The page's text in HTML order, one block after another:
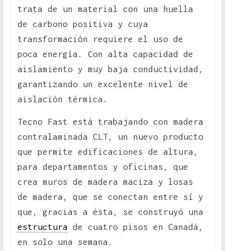
trata de un material con una huella
de carbono positiva y cuya
transformación requiere el uso de
poca energía. Con alta capacidad de
aislamiento y muy baja conductividad,
garantizando un excelente nivel de
aislación térmica.
Tecno Fast está trabajando con madera
contralaminada CLT, un nuevo producto
que permite edificaciones de altura,
para departamentos y oficinas, que
crea muros de madera maciza y losas
de madera, que se conectan entre sí y
que, gracias a ésta, se construyó una
estructura de cuatro pisos en Canadá,
en solo una semana.